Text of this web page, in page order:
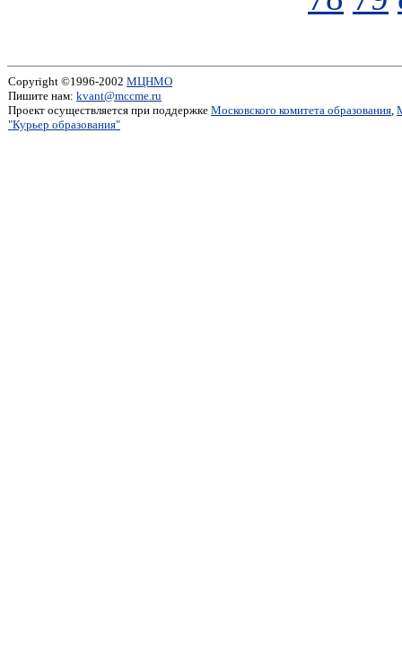
Copyright ©1996-2002 МЦНМО
Пишите нам: kvant@mccme.ru
Проект осуществляется при поддержке Московского комитета образования,
"Курьер образования"